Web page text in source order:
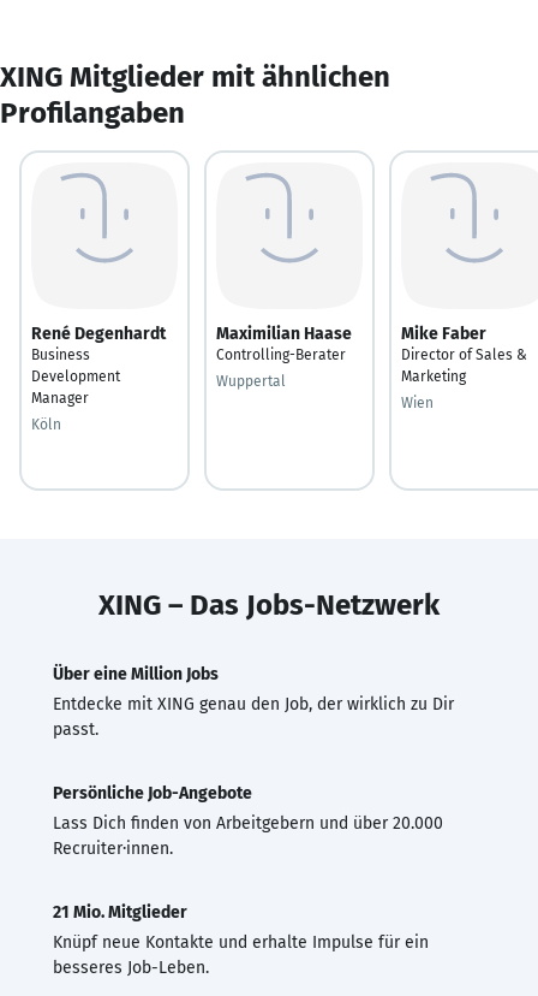
XING Mitglieder mit ähnlichen
Profilangaben
René Degenhardt
Business
Development
Manager
Köln
Maximilian Haase
Controlling-Berater
Wuppertal
Mike Faber
Director of Sales &
Marketing
Wien
XING – Das Jobs-Netzwerk
Über eine Million Jobs
Entdecke mit XING genau den Job, der wirklich zu Dir
passt.
Persönliche Job-Angebote
Lass Dich finden von Arbeitgebern und über 20.000
Recruiter·innen.
21 Mio. Mitglieder
Knüpf neue Kontakte und erhalte Impulse für ein
besseres Job-Leben.